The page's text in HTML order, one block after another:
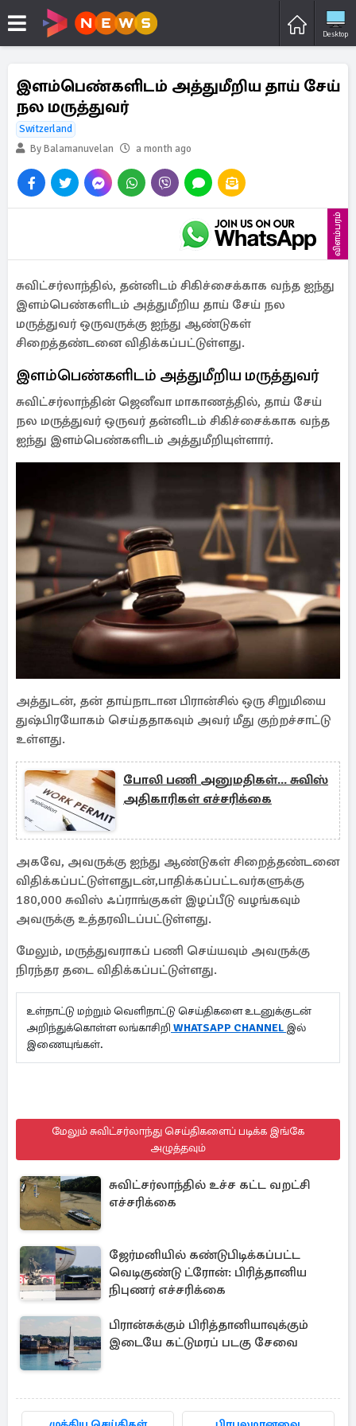
Desktop
இளம்பெண்களிடம் அத்துமீறிய தாய் சேய்
நல மருத்துவர்
Switzerland
By Balamanuvelan
a month ago
விளம்பரம்
சுவிட்சர்லாந்தில், தன்னிடம் சிகிச்சைக்காக வந்த ஐந்து
இளம்பெண்களிடம் அத்துமீறிய தாய் சேய் நல
மருத்துவர் ஒருவருக்கு ஐந்து ஆண்டுகள்
சிறைத்தண்டனை விதிக்கப்பட்டுள்ளது.
இளம்பெண்களிடம் அத்துமீறிய மருத்துவர்
சுவிட்சர்லாந்தின் ஜெனீவா மாகாணத்தில், தாய் சேய்
நல மருத்துவர் ஒருவர் தன்னிடம் சிகிச்சைக்காக வந்த
ஐந்து இளம்பெண்களிடம் அத்துமீறியுள்ளார்.
அத்துடன், தன் தாய்நாடான பிரான்சில் ஒரு சிறுமியை
துஷ்பிரயோகம் செய்ததாகவும் அவர் மீது குற்றச்சாட்டு
உள்ளது.
போலி பணி அனுமதிகள்... சுவிஸ்
அதிகாரிகள் எச்சரிக்கை
அகவே, அவருக்கு ஐந்து ஆண்டுகள் சிறைத்தண்டனை
விதிக்கப்பட்டுள்ளதுடன்,பாதிக்கப்பட்டவர்களுக்கு
180,000 சுவிஸ் ஃப்ராங்குகள் இழப்பீடு வழங்கவும்
அவருக்கு உத்தரவிடப்பட்டுள்ளது.
மேலும், மருத்துவராகப் பணி செய்யவும் அவருக்கு
நிரந்தர தடை விதிக்கப்பட்டுள்ளது.
உள்நாட்டு மற்றும் வெளிநாட்டு செய்திகளை உடனுக்குடன்
அறிந்துக்கொள்ள லங்காசிறி WHATSAPP CHANNEL இல்
இணையுங்கள்.
மேலும் சுவிட்சர்லாந்து செய்திகளைப் படிக்க இங்கே
அழுத்தவும்
சுவிட்சர்லாந்தில் உச்ச கட்ட வறட்சி
எச்சரிக்கை
ஜேர்மனியில் கண்டுபிடிக்கப்பட்ட
வெடிகுண்டு ட்ரோன்: பிரித்தானிய
நிபுணர் எச்சரிக்கை
பிரான்சுக்கும் பிரித்தானியாவுக்கும்
இடையே கட்டுமரப் படகு சேவை